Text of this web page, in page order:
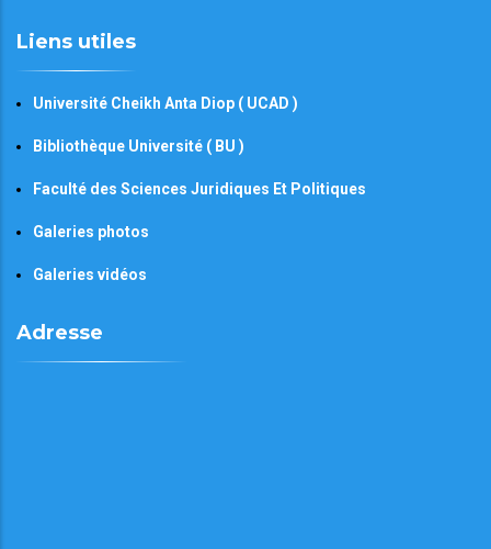
Liens utiles
Université Cheikh Anta Diop ( UCAD )
Bibliothèque Université ( BU )
Faculté des Sciences Juridiques Et Politiques
Galeries photos
Galeries vidéos
Adresse